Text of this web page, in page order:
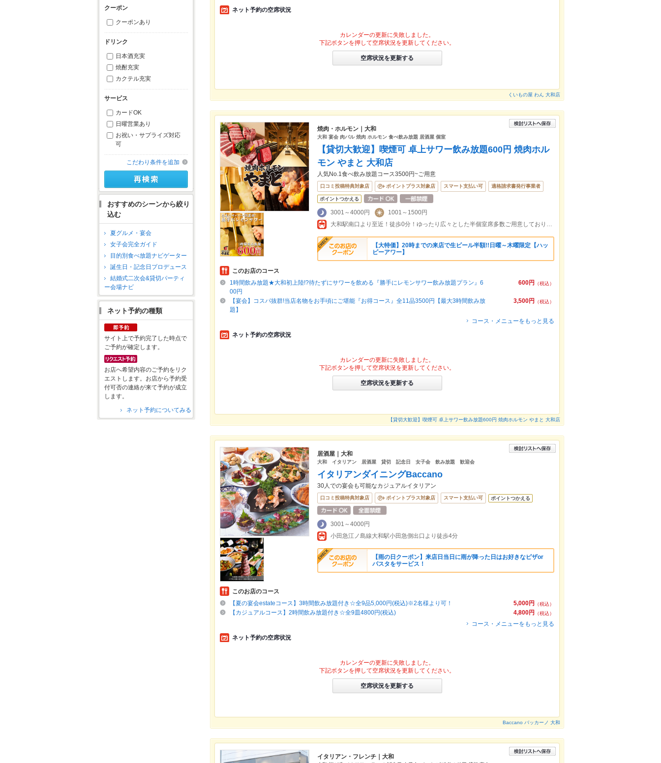
クーポン
クーポンあり
ドリンク
日本酒充実
焼酎充実
カクテル充実
サービス
カードOK
日曜営業あり
お祝い・サプライズ対応
可
こだわり条件を追加
おすすめのシーンから絞り
込む
夏グルメ・宴会
女子会完全ガイド
目的別食べ放題ナビゲーター
誕生日・記念日プロデュース
結婚式二次会&貸切パーティ
ー会場ナビ
ネット予約の種類
サイト上で予約完了した時点で
ご予約が確定します。
お店へ希望内容のご予約をリク
エストします。お店から予約受
付可否の連絡が来て予約が成立
します。
ネット予約についてみる
ネット予約の空席状況
カレンダーの更新に失敗しました。
下記ボタンを押して空席状況を更新してください。
空席状況を更新する
くいもの屋 わん 大和店
焼肉・ホルモン｜大和
大和 宴会 肉バル 焼肉 ホルモン 食べ飲み放題 居酒屋 個室
【貸切大歓迎】喫煙可 卓上サワー飲み放題600円 焼肉ホル
モン やまと 大和店
人気No.1食べ飲み放題コース3500円~ご用意
口コミ投稿特典対象店 ポイントプラス対象店 スマート支払い可 適格請求書発行事業者
ポイントつかえる
3001～4000円
1001～1500円
大和駅南口より至近！徒歩0分！ゆったり広々とした半個室席多数ご用意しております！当日のご予約も承ります◎
【大特価】20時までの来店で生ビール半額!!日曜～木曜限定【ハッ
ピーアワー】
このお店のコース
600円
（税込）
1時間飲み放題★大和初上陸!?待たずにサワーを飲める『勝手にレモンサワー飲み放題プラン』6
00円
3,500円
（税込）
【宴会】コスパ抜群!当店名物をお手頃にご堪能『お得コース』全11品3500円【最大3時間飲み放
題】
コース・メニューをもっと見る
ネット予約の空席状況
カレンダーの更新に失敗しました。
下記ボタンを押して空席状況を更新してください。
空席状況を更新する
【貸切大歓迎】喫煙可 卓上サワー飲み放題600円 焼肉ホルモン やまと 大和店
居酒屋｜大和
大和 イタリアン 居酒屋 貸切 記念日 女子会 飲み放題 歓迎会
イタリアンダイニングBaccano
30人での宴会も可能なカジュアルイタリアン
口コミ投稿特典対象店 ポイントプラス対象店 スマート支払い可 ポイントつかえる
3001～4000円
小田急江ノ島線大和駅小田急側出口より徒歩4分
【雨の日クーポン】来店日当日に雨が降った日はお好きなピザor
パスタをサービス！
このお店のコース
5,000円
（税込）
【夏の宴会estateコース】3時間飲み放題付き☆全9品5,000円(税込)※2名様より可！
4,800円
（税込）
【カジュアルコース】2時間飲み放題付き☆全9皿4800円(税込)
コース・メニューをもっと見る
ネット予約の空席状況
カレンダーの更新に失敗しました。
下記ボタンを押して空席状況を更新してください。
空席状況を更新する
Baccano バッカーノ 大和
イタリアン・フレンチ｜大和